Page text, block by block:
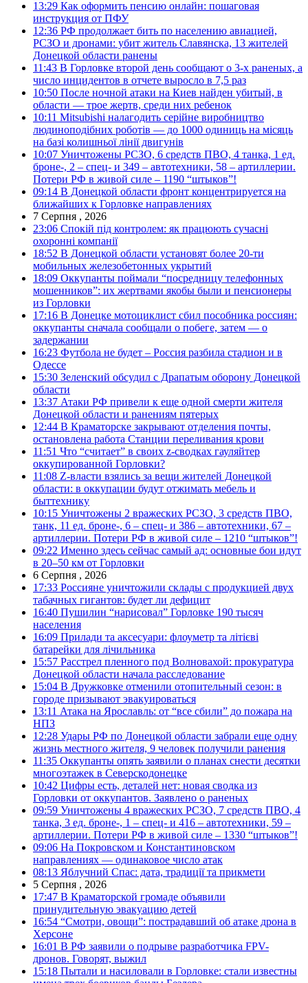
13:29 Как оформить пенсию онлайн: пошаговая
инструкция от ПФУ
12:36 РФ продолжает бить по населению авиацией,
РСЗО и дронами: убит житель Славянска, 13 жителей
Донецкой области ранены
11:43 В Горловке второй день сообщают о 3-х раненых, а
число инцидентов в отчете выросло в 7,5 раз
10:50 После ночной атаки на Киев найден убитый, в
области — трое жертв, среди них ребенок
10:11 Mitsubishi налагодить серійне виробництво
людиноподібних роботів — до 1000 одиниць на місяць
на базі колишньої лінії двигунів
10:07 Уничтожены РСЗО, 6 средств ПВО, 4 танка, 1 ед.
броне-, 2 – спец- и 349 – автотехники, 58 – артиллерии.
Потери РФ в живой силе – 1190 “штыков”!
09:14 В Донецкой области фронт концентрируется на
ближайших к Горловке направлениях
7 Серпня , 2026
23:06 Спокій під контролем: як працюють сучасні
охоронні компанії
18:52 В Донецкой области установят более 20-ти
мобильных железобетонных укрытий
18:09 Оккупанты поймали “посредницу телефонных
мошенников”: их жертвами якобы были и пенсионеры
из Горловки
17:16 В Донецке мотоциклист сбил пособника россиян:
оккупанты сначала сообщали о побеге, затем — о
задержании
16:23 Футбола не будет – Россия разбила стадион и в
Одессе
15:30 Зеленский обсудил с Драпатым оборону Донецкой
области
13:37 Атаки РФ привели к еще одной смерти жителя
Донецкой области и ранениям пятерых
12:44 В Краматорске закрывают отделения почты,
остановлена работа Станции переливания крови
11:51 Что “считает” в своих z-сводках гауляйтер
оккупированной Горловки?
11:08 Z-власти взялись за вещи жителей Донецкой
области: в оккупации будут отжимать мебель и
быттехнику
10:15 Уничтожены 2 вражеских РСЗО, 3 средств ПВО,
танк, 11 ед. броне-, 6 – спец- и 386 – автотехники, 67 –
артиллерии. Потери РФ в живой силе – 1210 “штыков”!
09:22 Именно здесь сейчас самый ад: основные бои идут
в 20–50 км от Горловки
6 Серпня , 2026
17:33 Россияне уничтожили склады с продукцией двух
табачных гигантов: будет ли дефицит
16:40 Пушилин “нарисовал” Горловке 190 тысяч
населения
16:09 Прилади та аксесуари: флоуметр та літієві
батарейки для лічильника
15:57 Расстрел пленного под Волновахой: прокуратура
Донецкой области начала расследование
15:04 В Дружковке отменили отопительный сезон: в
городе призывают эвакуироваться
13:11 Атака на Ярославль: от “все сбили” до пожара на
НПЗ
12:28 Удары РФ по Донецкой области забрали еще одну
жизнь местного жителя, 9 человек получили ранения
11:35 Оккупанты опять заявили о планах снести десятки
многоэтажек в Северскодонецке
10:42 Цифры есть, деталей нет: новая сводка из
Горловки от оккупантов. Заявлено о раненых
09:59 Уничтожены 4 вражеских РСЗО, 7 средств ПВО, 4
танка, 3 ед. броне-, 1 – спец- и 416 – автотехники, 59 –
артиллерии. Потери РФ в живой силе – 1330 “штыков”!
09:06 На Покровском и Константиновском
направлениях — одинаковое число атак
08:13 Яблучний Спас: дата, традиції та прикмети
5 Серпня , 2026
17:47 В Краматорской громаде объявили
принудительную эвакуацию детей
16:54 “Смотри, овощи”: пострадавший об атаке дрона в
Херсоне
16:01 В РФ заявили о подрыве разработчика FPV-
дронов. Говорят, выжил
15:18 Пытали и насиловали в Горловке: стали известны